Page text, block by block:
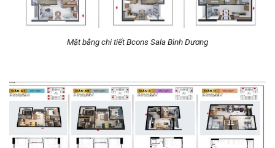
Mặt bằng chi tiết Bcons Sala Bình Dương